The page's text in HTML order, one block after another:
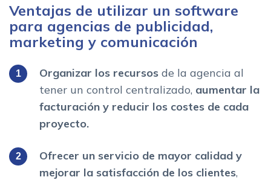
Ventajas de utilizar un software
para agencias de publicidad,
marketing y comunicación
Organizar los recursos de la agencia al
tener un control centralizado, aumentar la
facturación y reducir los costes de cada
proyecto.
Ofrecer un servicio de mayor calidad y
mejorar la satisfacción de los clientes,